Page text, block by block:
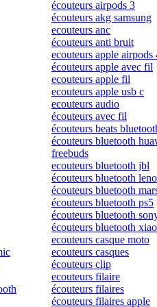
écouteurs airpods 3
écouteurs akg samsung
ecouteurs anc
écouteurs anti bruit
ecouteurs apple airpods
écouteurs apple avec fil
ecouteurs apple fil
ecouteurs apple usb c
ecouteurs audio
écouteurs avec fil
écouteurs beats
écouteurs bluetooth
freebuds
ecouteurs bluetooth jbl
écouteurs bluetooth
écouteurs bluetooth
écouteurs bluetooth ps5
écouteurs bluetooth
écouteurs bluetooth
ecouteurs casque moto
ecouteurs casques
écouteurs clip
ecouteurs filaire
écouteurs filaires
écouteurs filaires apple